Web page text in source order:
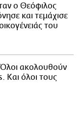
ο Θεόφιλος
και τεμάχισε
του
ακολουθούν
Και όλοι τους